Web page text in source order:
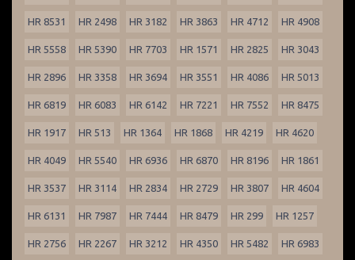
HR 8531 HR 2498 HR 3182 HR 3863 HR 4712 HR 4908
HR 5558 HR 5390 HR 7703 HR 1571 HR 2825 HR 3043
HR 2896 HR 3358 HR 3694 HR 3551 HR 4086 HR 5013
HR 6819 HR 6083 HR 6142 HR 7221 HR 7552 HR 8475
HR 1917 HR 513 HR 1364 HR 1868 HR 4219 HR 4620
HR 4049 HR 5540 HR 6936 HR 6870 HR 8196 HR 1861
HR 3537 HR 3114 HR 2834 HR 2729 HR 3807 HR 4604
HR 6131 HR 7987 HR 7444 HR 8479 HR 299 HR 1257
HR 2756 HR 2267 HR 3212 HR 4350 HR 5482 HR 6983